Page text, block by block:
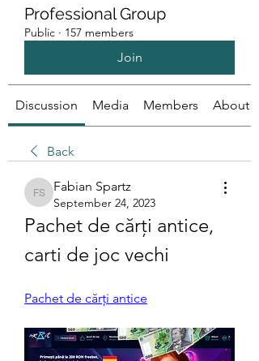
Professional Group
Public · 157 members
Join
Discussion Media Members About
Back
Fabian Spartz
Fabian Spartz
September 24, 2023
Pachet de cărți antice,
carti de joc vechi
Pachet de cărți antice